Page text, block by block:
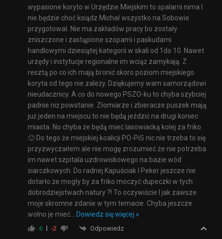
wypasione koryto w Urzędzie Miejskim to spalarni nima I
nie będzie choć ksiądz Michał wszystko na Sobowie
przygotował. Nie ma zakładów pracy bo zostały
zniszczone i zastąpione szopami i paskudami
handlowymi dziesiątej kategorii w skali od 1do 10. Nawet
urzędy i instytucje regionalne im wciąż zamykają. Z
resztą po co ich mają bronić skoro poziom miejskiego
koryta od tego nie zależy. Dziękujemy wam samorządowi
nieudacznicy. A co do nowego PSZO-ku to chyba szybciej
padnie niż powstanie. Złomiarze i zbieracze puszek mają
już jeden na miejscu to nie będą jeździć na drugi koniec
miasta. No chyba że będą mieć lasowiacką kolej za friko
🙂 Do tego że miejskiej koalicji PO-PiS nic nie trzeba to się
przyzwyczaiłem ale nie mogę zrozumieć że nie potrzeba
im nawet szpitala uzdrowiskowego na bazie wód
siarczkowych. Do radnej Kapuściak I Peker jeszcze nie
dotarło że mogły by za friko moczyć dupeczki w tych
dobrodziejstwach natury ?! To oczywiście I jak zawsze
moje skromne zdanie w tym temacie. Chyba jeszcze
wolno je mieć
Dowiedz się więcej »
6 -2 Odpowiedz